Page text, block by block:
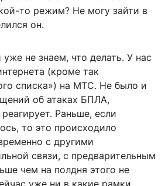
то режим? Не могу зайти в
он.
не знаем, что делать. У нас
(кроме так
списка») на МТС. Не было и
об атаках БПЛА,
Раньше, если
то это происходило
с другими
связи, с предварительным
чем на полдня этого не
уже ни в какие рамки.